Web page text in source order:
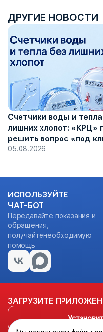
ДРУГИЕ НОВОСТИ
Счетчики воды и тепла
лишних хлопот: «КРЦ»
решить вопрос «под
05.08.2026
ИСПОЛЬЗУЙТЕ
ЧАТ-БОТ
Передавайте показания и
обращения,
получайтенеобходимую
помощь
ЗАГРУЗИТЕ